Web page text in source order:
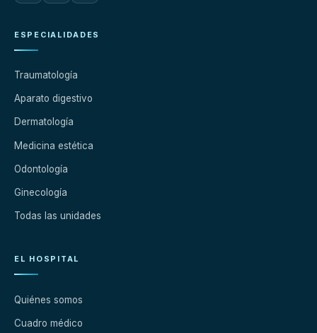
ESPECIALIDADES
Traumatología
Aparato digestivo
Dermatología
Medicina estética
Odontología
Ginecología
Todas las unidades
EL HOSPITAL
Quiénes somos
Cuadro médico